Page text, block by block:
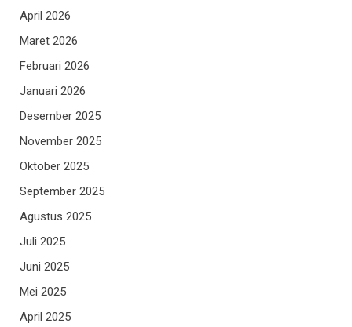
April 2026
Maret 2026
Februari 2026
Januari 2026
Desember 2025
November 2025
Oktober 2025
September 2025
Agustus 2025
Juli 2025
Juni 2025
Mei 2025
April 2025